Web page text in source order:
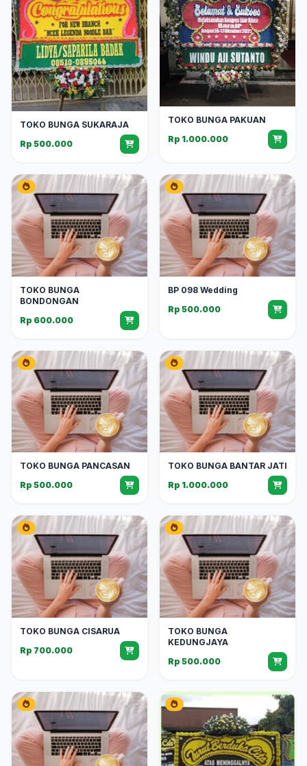
TOKO BUNGA SUKARAJA
Rp 500.000
TOKO BUNGA PAKUAN
Rp 1.000.000
TOKO BUNGA
BONDONGAN
Rp 600.000
BP 098 Wedding
Rp 500.000
TOKO BUNGA PANCASAN
Rp 500.000
TOKO BUNGA BANTAR JATI
Rp 1.000.000
TOKO BUNGA CISARUA
Rp 700.000
TOKO BUNGA
KEDUNGJAYA
Rp 500.000